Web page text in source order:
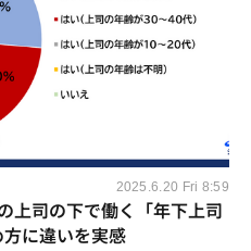
2025.6.20 Fri 8:59
上司の下で働く「年下上司
に違いを実感